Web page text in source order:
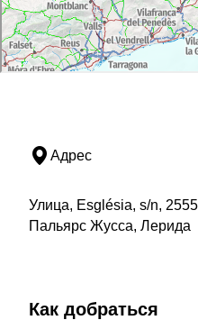
Адрес
Улица, Església, s/n,
Пальярс Жусса, Лерида
Как добраться